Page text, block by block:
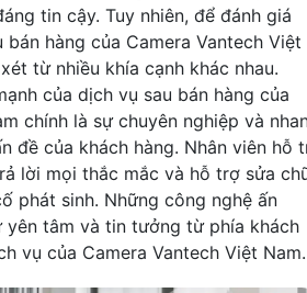
tin cậy. Tuy nhiên, để đánh giá
hàng của Camera Vantech Việt
từ nhiều khía cạnh khác nhau.
của dịch vụ sau bán hàng của
chính là sự chuyên nghiệp và
đề của khách hàng. Nhân viên hỗ
lời mọi thắc mắc và hỗ trợ sửa
phát sinh. Những công nghệ ấn
tâm và tin tưởng từ phía khách
vụ của Camera Vantech Việt Nam.